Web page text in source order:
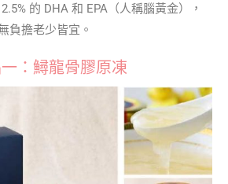
的 DHA 和 EPA（人稱腦黃金），
負擔老少皆宜。
：鱘龍骨膠原凍